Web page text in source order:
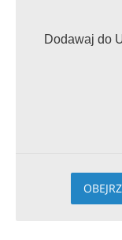
Dodawaj do